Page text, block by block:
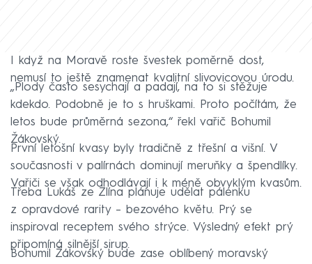
I když na Moravě roste švestek poměrně dost,
nemusí to ještě znamenat kvalitní slivovicovou úrodu.
„Plody často sesychají a padají, na to si stěžuje
kdekdo. Podobně je to s hruškami. Proto počítám, že
letos bude průměrná sezona,“ řekl vařič Bohumil
Žákovský.
První letošní kvasy byly tradičně z třešní a višní. V
současnosti v palírnách dominují meruňky a špendlíky.
Vařiči se však odhodlávají i k méně obvyklým kvasům.
Třeba Lukáš ze Zlína plánuje udělat pálenku
z opravdové rarity – bezového květu. Prý se
inspiroval receptem svého strýce. Výsledný efekt prý
připomíná silnější sirup.
Bohumil Žákovský bude zase oblíbený moravský